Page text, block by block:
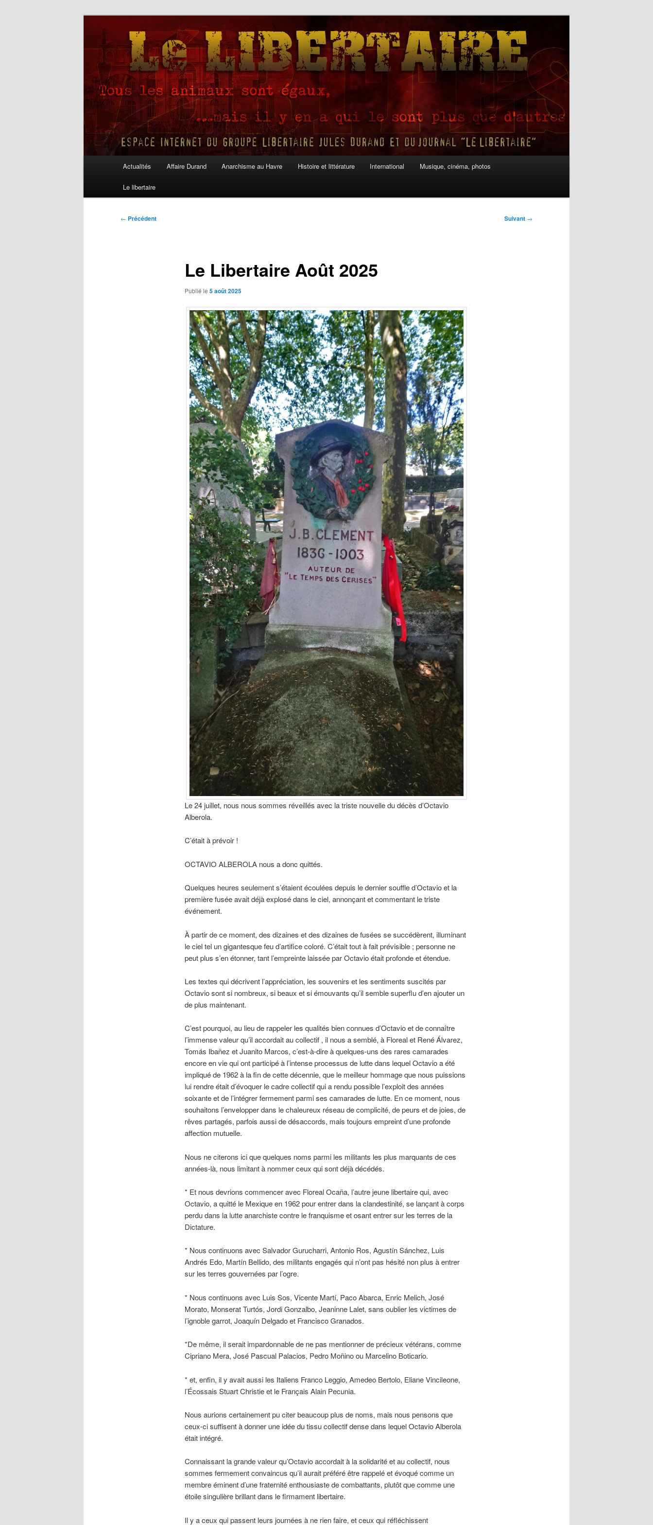
Le Libertaire
Actualités Affaire Durand Anarchisme au Havre Histoire et littérature International Musique, cinéma, photos
Le libertaire
Navigation
← Précédent Suivant →
Le Libertaire Août 2025
Publié le 5 août 2025
Le 24 juillet, nous nous sommes réveillés avec la triste nouvelle du décès d’Octavio
Alberola.
C’était à prévoir !
OCTAVIO ALBEROLA nous a donc quittés.
Quelques heures seulement s’étaient écoulées depuis le dernier souffle d’Octavio et la
première fusée avait déjà explosé dans le ciel, annonçant et commentant le triste
événement.
À partir de ce moment, des dizaines et des dizaines de fusées se succédèrent, illuminant
le ciel tel un gigantesque feu d’artifice coloré. C’était tout à fait prévisible ; personne ne
peut plus s’en étonner, tant l’empreinte laissée par Octavio était profonde et étendue.
Les textes qui décrivent l’appréciation, les souvenirs et les sentiments suscités par
Octavio sont si nombreux, si beaux et si émouvants qu’il semble superflu d’en ajouter un
de plus maintenant.
C’est pourquoi, au lieu de rappeler les qualités bien connues d’Octavio et de connaître
l’immense valeur qu’il accordait au collectif , il nous a semblé, à Floreal et René Álvarez,
Tomás Ibañez et Juanito Marcos, c’est-à-dire à quelques-uns des rares camarades
encore en vie qui ont participé à l’intense processus de lutte dans lequel Octavio a été
impliqué de 1962 à la fin de cette décennie, que le meilleur hommage que nous puissions
lui rendre était d’évoquer le cadre collectif qui a rendu possible l’exploit des années
soixante et de l’intégrer fermement parmi ses camarades de lutte. En ce moment, nous
souhaitons l’envelopper dans le chaleureux réseau de complicité, de peurs et de joies, de
rêves partagés, parfois aussi de désaccords, mais toujours empreint d’une profonde
affection mutuelle.
Nous ne citerons ici que quelques noms parmi les militants les plus marquants de ces
années-là, nous limitant à nommer ceux qui sont déjà décédés.
* Et nous devrions commencer avec Floreal Ocaña, l’autre jeune libertaire qui, avec
Octavio, a quitté le Mexique en 1962 pour entrer dans la clandestinité, se lançant à corps
perdu dans la lutte anarchiste contre le franquisme et osant entrer sur les terres de la
Dictature.
* Nous continuons avec Salvador Gurucharri, Antonio Ros, Agustín Sánchez, Luis
Andrés Edo, Martín Bellido, des militants engagés qui n’ont pas hésité non plus à entrer
sur les terres gouvernées par l’ogre.
* Nous continuons avec Luis Sos, Vicente Martí, Paco Abarca, Enric Melich, José
Morato, Monserat Turtós, Jordi Gonzalbo, Jeaninne Lalet, sans oublier les victimes de
l’ignoble garrot, Joaquín Delgado et Francisco Granados.
*De même, il serait impardonnable de ne pas mentionner de précieux vétérans, comme
Cipriano Mera, José Pascual Palacios, Pedro Moñino ou Marcelino Boticario.
* et, enfin, il y avait aussi les Italiens Franco Leggio, Amedeo Bertolo, Eliane Vincileone,
l’Écossais Stuart Christie et le Français Alain Pecunia.
Nous aurions certainement pu citer beaucoup plus de noms, mais nous pensons que
ceux-ci suffisent à donner une idée du tissu collectif dense dans lequel Octavio Alberola
était intégré.
Connaissant la grande valeur qu’Octavio accordait à la solidarité et au collectif, nous
sommes fermement convaincus qu’il aurait préféré être rappelé et évoqué comme un
membre éminent d’une fraternité enthousiaste de combattants, plutôt que comme une
étoile singulière brillant dans le firmament libertaire.
Il y a ceux qui passent leurs journées à ne rien faire, et ceux qui réfléchissent